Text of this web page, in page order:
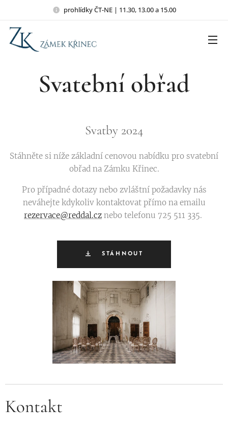
prohlídky ČT-NE | 11.30, 13.00 a 15.00
Svatební obřad
Svatby 2024
Stáhněte si níže základní cenovou nabídku pro svatební
obřad na Zámku Křinec.
Pro případné dotazy nebo zvláštní požadavky nás
neváhejte kdykoliv kontaktovat přímo na emailu
rezervace@reddal.cz nebo telefonu 725 511 335.
STÁHNOUT
Kontakt